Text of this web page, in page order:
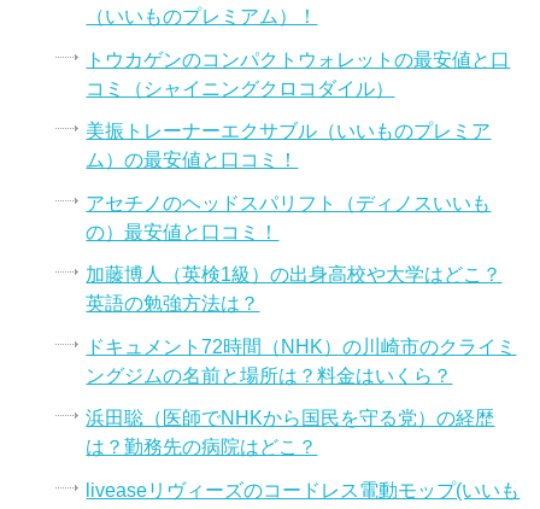
（いいものプレミアム）！
トウカゲンのコンパクトウォレットの最安値と口
コミ（シャイニングクロコダイル）
美振トレーナーエクサブル（いいものプレミア
ム）の最安値と口コミ！
アセチノのヘッドスパリフト（ディノスいいも
の）最安値と口コミ！
加藤博人（英検1級）の出身高校や大学はどこ？
英語の勉強方法は？
ドキュメント72時間（NHK）の川崎市のクライミ
ングジムの名前と場所は？料金はいくら？
浜田聡（医師でNHKから国民を守る党）の経歴
は？勤務先の病院はどこ？
liveaseリヴィーズのコードレス電動モップ(いいも